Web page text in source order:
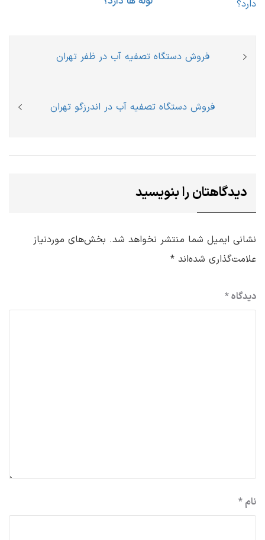
راهبری
Previous
فروش دستگاه تصفیه آب در ظفر تهران
Next
فروش دستگاه تصفیه آب در اندرزگو تهران
دیدگاهتان را بنویسید
نشانی ایمیل شما منتشر نخواهد شد. بخش‌های موردنیاز
علامت‌گذاری شده‌اند *
دیدگاه*
نام *